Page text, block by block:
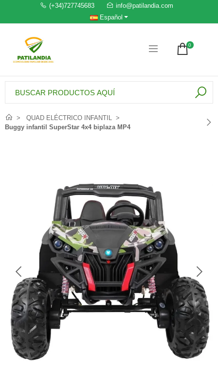
(+34)727745683
info@patilandia.com
Español
0
QUAD ELÉCTRICO INFANTIL
Buggy infantil SuperStar 4x4 biplaza MP4